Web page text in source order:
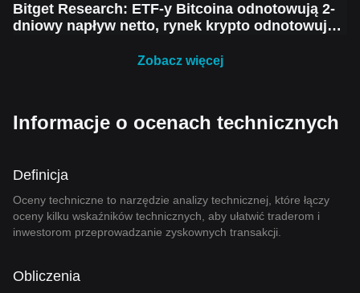
Bitget Research: ETF-y Bitcoina odnotowują 2-
dniowy napływ netto, rynek krypto odnotowuje
ostrożny przed kolejnym spadkiem
Zobacz więcej
Informacje o ocenach technicznych
Definicja
Oceny techniczne to narzędzie analizy technicznej, które łączy
oceny kilku wskaźników technicznych, aby ułatwić traderom i
inwestorom przeprowadzanie zyskownych transakcji.
Obliczenia